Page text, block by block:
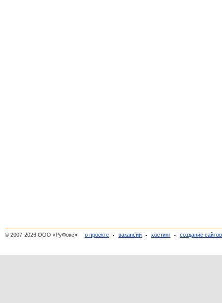
© 2007-2026 ООО «РуФокс» о проекте вакансии хостинг создание сайтов